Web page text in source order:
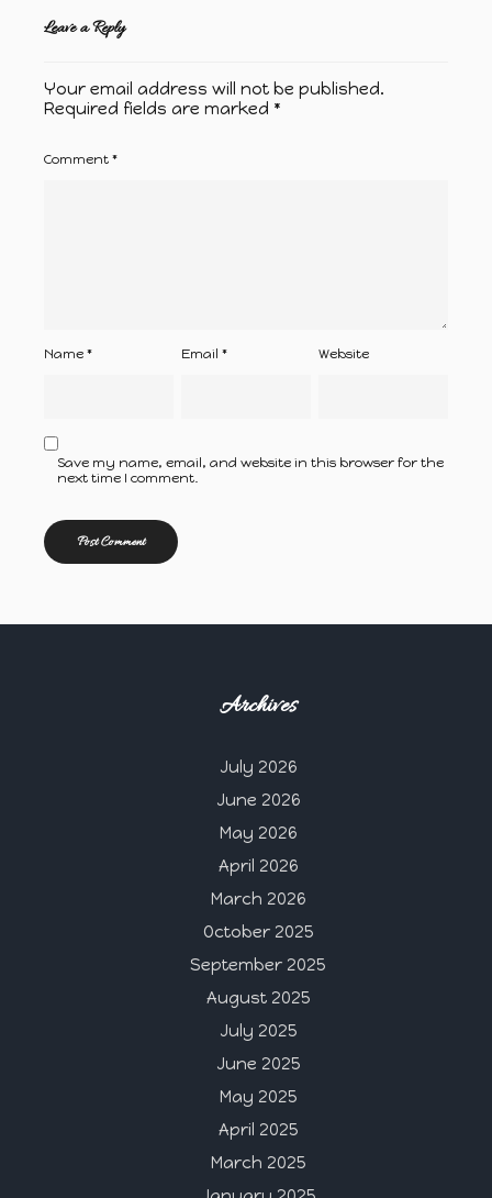
Leave a Reply
Your email address will not be published.
Required fields are marked *
Comment *
Name * Email* Website
Save my name, email, and website in this browser for the
next time I comment.
Archives
July 2026
June 2026
May 2026
April 2026
March 2026
October 2025
September 2025
August 2025
July 2025
June 2025
May 2025
April 2025
March 2025